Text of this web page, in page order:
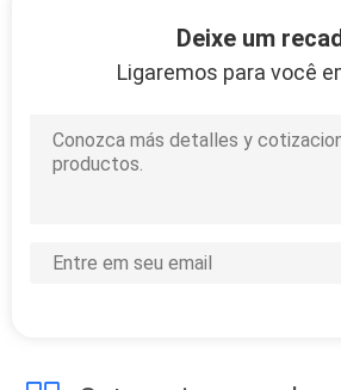
Deixe um
Ligaremos para você